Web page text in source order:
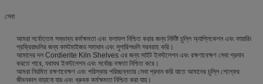
সেবা
আমরা সর্বোত্তম সম্ভাব্য কর্মক্ষমতা এবং ফলাফল নিশ্চিত করার জন্য নির্দিষ্ট চুল্লি অ্যাপ্লিকেশন এবং ফায়ারিং
প্রক্রিয়াগুলির জন্য কাস্টমাইজড সমাধান এবং সুপারিশগুলি সরবরাহ করি।
আমাদের দল Cordierite Kiln Shelves এর জন্য সাইট ইনস্টলেশন এবং রক্ষণাবেক্ষণ সেবা প্রদান
করতে পারে, যথাযথ ইনস্টলেশন এবং সর্বোচ্চ দক্ষতা নিশ্চিত করে।
আমরা নিয়মিত রক্ষণাবেক্ষণ এবং পরিস্কার পরিচ্ছন্নতার সেবা প্রদান করি যাতে আমাদের চুল্লি শেল্ফের
জীবনকাল বাড়ানো যায় এবং ধ্রুবক কর্মক্ষমতা নিশ্চিত করা যায়।